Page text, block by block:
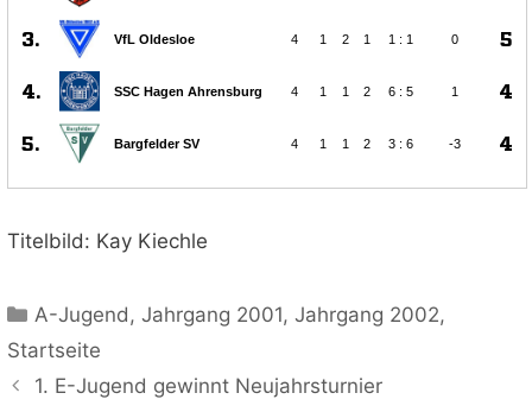
Titelbild: Kay Kiechle
Kategorien
A-Jugend,Jahrgang 2001,Jahrgang 2002,
Startseite
1. E-Jugend gewinnt Neujahrsturnier